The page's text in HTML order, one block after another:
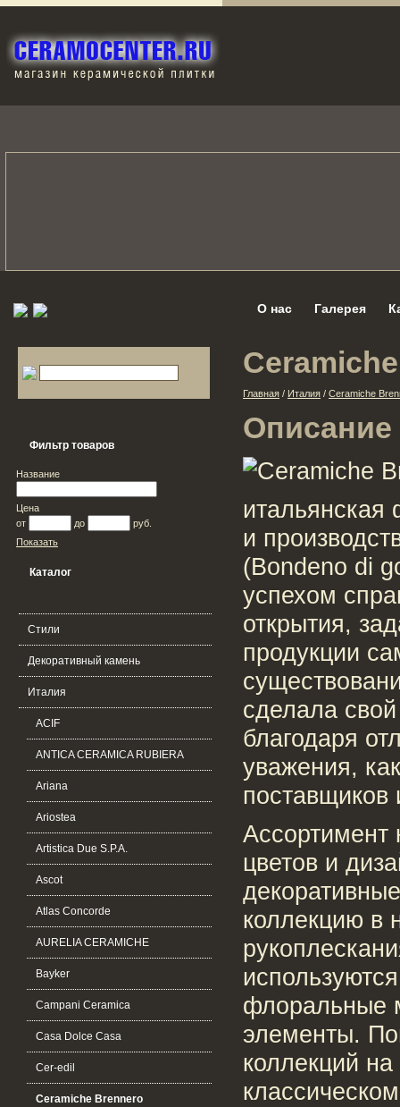
О нас Галерея
Фильтр товаров
Название
Цена
от
до
руб.
Показать
Каталог
Стили
Декоративный камень
Италия
ACIF
ANTICA CERAMICA RUBIERA
Ariana
Ariostea
Artistica Due S.P.A.
Ascot
Atlas Concorde
AURELIA CERAMICHE
Bayker
Campani Ceramica
Casa Dolce Casa
Cer-edil
Ceramiche Brennero
Главная / Италия / Ceramiche
Описание
итальянская
и
(Bondeno di
успехом
открытия,
продукции
сделала
благодаря
уважения,
поставщиков
Ассортимент
цветов и
коллекцию в
флоральные
элементы.
коллекций